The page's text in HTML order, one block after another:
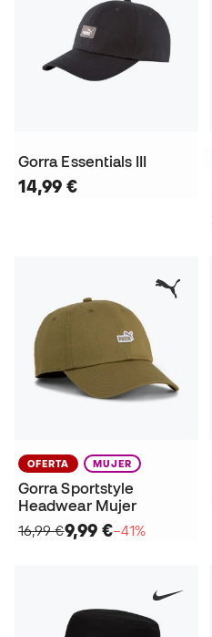
Gorra Essentials III
14,99 €
OFERTA MUJER
Gorra Sportstyle
Headwear Mujer
16,99 €9,99 €−41%